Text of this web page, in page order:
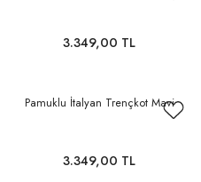
3.349,00 TL
Pamuklu İtalyan Trençkot Mavi
3.349,00 TL